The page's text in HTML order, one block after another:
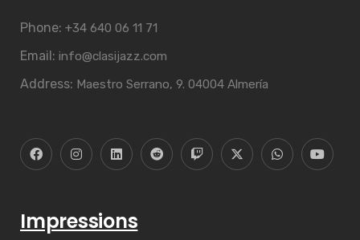
Phone: +34 640 06 11 71
Email: info@clasijazz.com
Address: Maestro Serrano, 9. 04004 Almería
Impressions